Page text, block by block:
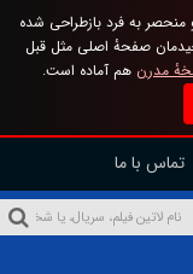
منحصر به فرد بازطراحی شده
صفحهٔ اصلی مثل قبل
مدرن هم آماده است.
تماس با ما